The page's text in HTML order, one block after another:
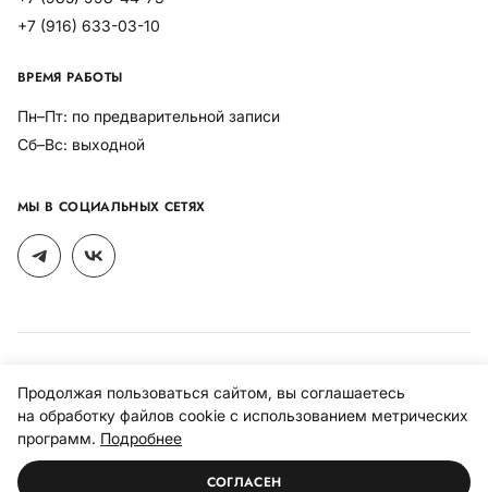
+7 (916) 633-03-10
ВРЕМЯ РАБОТЫ
Пн–Пт: по предварительной записи
Сб–Вс: выходной
МЫ В СОЦИАЛЬНЫХ СЕТЯХ
© 1998–2026 R-interior.ru, все права защищены.
Политика использования файлов cookies
Разработано
Продолжая пользоваться сайтом, вы соглашаетесь
на обработку файлов cookie с использованием метрических
программ. Подробнее
СОГЛАСЕН